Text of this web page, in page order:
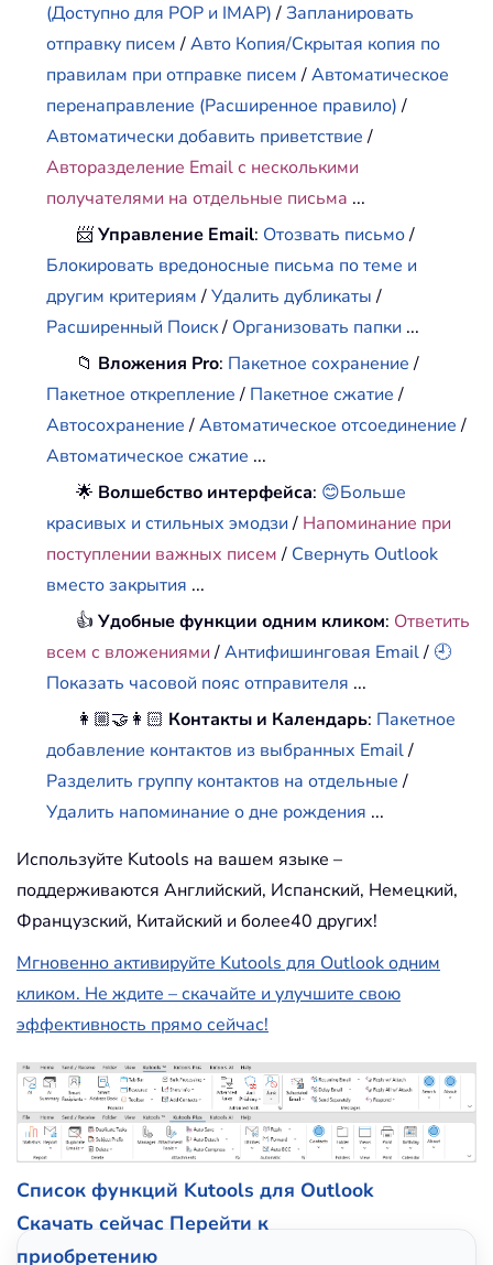
(Доступно для POP и IMAP)/Запланировать
отправку писем/Авто Копия/Скрытая копия по
правилам при отправке писем/Автоматическое
перенаправление (Расширенное правило)/
Автоматически добавить приветствие/
Авторазделение Email с несколькими
получателями на отдельные письма ...
📨Управление Email: Отозвать письмо/
Блокировать вредоносные письма по теме и
другим критериям/Удалить дубликаты/
Расширенный Поиск/ Организовать папки ...
📁 Вложения Pro: Пакетное сохранение/
Пакетное открепление/ Пакетное сжатие/
Автосохранение/Автоматическое отсоединение/
Автоматическое сжатие ...
🌟 Волшебство интерфейса: 😊Больше
красивых и стильных эмодзи/ Напоминание при
поступлении важных писем/ Свернуть Outlook
вместо закрытия ...
👍Удобные функции одним кликом: Ответить
всем с вложениями /Антифишинговая Email/ 🕘
Показать часовой пояс отправителя ...
👩🏼‍🤝‍👩🏻 Контакты и Календарь: Пакетное
добавление контактов из выбранных Email/
Разделить группу контактов на отдельные/
Удалить напоминание о дне рождения ...
Используйте Kutools на вашем языке –
поддерживаются Английский, Испанский, Немецкий,
Французский, Китайский и более40 других!
Мгновенно активируйте Kutools для Outlook одним
кликом. Не ждите – скачайте и улучшите свою
эффективность прямо сейчас!
Список функций Kutools для Outlook
Скачать сейчас Перейти к
приобретению